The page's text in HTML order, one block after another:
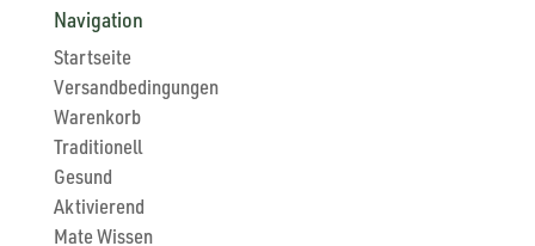
Navigation
Startseite
Versandbedingungen
Warenkorb
Traditionell
Gesund
Aktivierend
Mate Wissen